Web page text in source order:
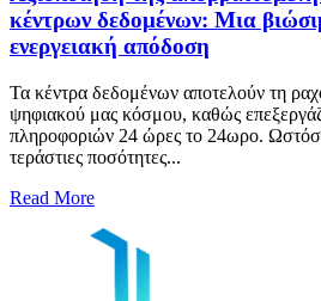
κέντρων δεδομένων: Μια
ενεργειακή απόδοση
Τα κέντρα δεδομένων αποτελούν τη
ψηφιακού μας κόσμου, καθώς
πληροφοριών 24 ώρες το 24ωρο.
τεράστιες ποσότητες...
Read More